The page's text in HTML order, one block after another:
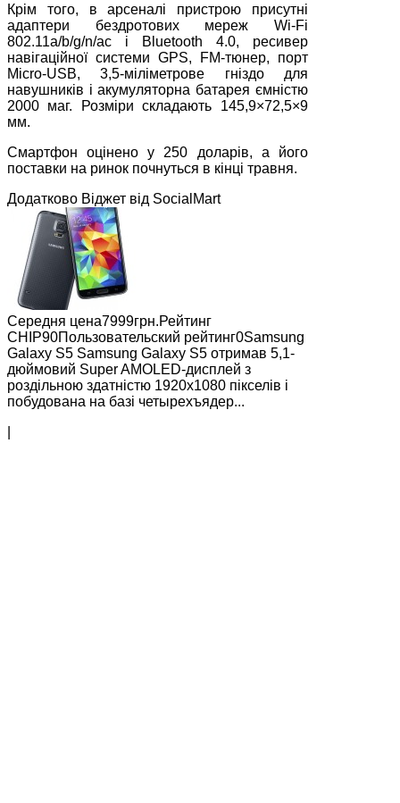
Крім того, в арсеналі пристрою присутні
адаптери бездротових мереж Wi-Fi
802.11a/b/g/n/ac і Bluetooth 4.0, ресивер
навігаційної системи GPS, FM-тюнер, порт
Micro-USB, 3,5-міліметрове гніздо для
навушників і акумуляторна батарея ємністю
2000 маг. Розміри складають 145,9×72,5×9
мм.
Смартфон оцінено у 250 доларів, а його
поставки на ринок почнуться в кінці травня.
Додатково Віджет від SocialMart
Середня цена7999грн.Рейтинг
СНІР90Пользовательский рейтинг0Samsung
Galaxy S5 Samsung Galaxy S5 отримав 5,1-
дюймовий Super AMOLED-дисплей з
роздільною здатністю 1920х1080 пікселів і
побудована на базі четырехъядер...